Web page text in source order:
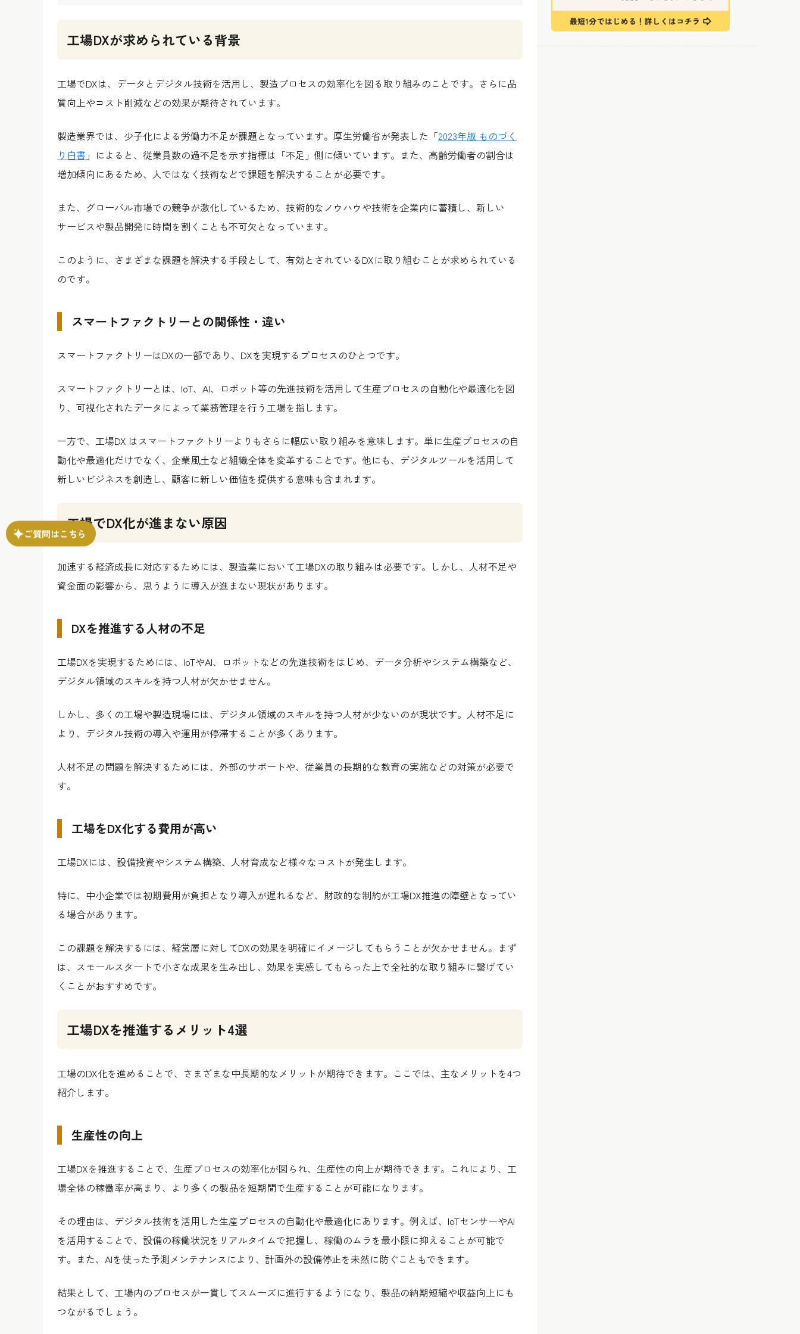
工場DXが求められている背景
工場でDXは、データとデジタル技術を活用し、製造プロセスの効率化を図る取り組みのことです。さらに品
質向上やコスト削減などの効果が期待されています。
製造業界では、少子化による労働力不足が課題となっています。厚生労働省が発表した「2023年版 ものづく
り白書 」によると、従業員数の過不足を示す指標は「不足」側に傾いています。また、高齢労働者の割合は
増加傾向にあるため、人ではなく技術などで課題を解決することが必要です。
また、グローバル市場での競争が激化しているため、技術的なノウハウや技術を企業内に蓄積し、新しい
サービスや製品開発に時間を割くことも不可欠となっています。
このように、さまざまな課題を解決する手段として、有効とされているDXに取り組むことが求められている
のです。
スマートファクトリーとの関係性・違い
スマートファクトリーはDXの一部であり、DXを実現するプロセスのひとつです。
スマートファクトリーとは、IoT、AI、ロボット等の先進技術を活用して生産プロセスの自動化や最適化を図
り、可視化されたデータによって業務管理を行う工場を指します。
一方で、工場DX はスマートファクトリーよりもさらに幅広い取り組みを意味します。単に生産プロセスの自
動化や最適化だけでなく、企業風土など組織全体を変革することです。他にも、デジタルツールを活用して
新しいビジネスを創造し、顧客に新しい価値を提供する意味も含まれます。
工場でDX化が進まない原因
加速する経済成長に対応するためには、製造業において工場DXの取り組みは必要です。しかし、人材不足や
資金面の影響から、思うように導入が進まない現状があります。
DXを推進する人材の不足
工場DXを実現するためには、IoTやAI、ロボットなどの先進技術をはじめ、データ分析やシステム構築など、
デジタル領域のスキルを持つ人材が欠かせません。
しかし、多くの工場や製造現場には、デジタル領域のスキルを持つ人材が少ないのが現状です。人材不足に
より、デジタル技術の導入や運用が停滞することが多くあります。
人材不足の問題を解決するためには、外部のサポートや、従業員の長期的な教育の実施などの対策が必要で
す。
工場をDX化する費用が高い
工場DXには、設備投資やシステム構築、人材育成など様々なコストが発生します。
特に、中小企業では初期費用が負担となり導入が遅れるなど、財政的な制約が工場DX推進の障壁となってい
る場合があります。
この課題を解決するには、経営層に対してDXの効果を明確にイメージしてもらうことが欠かせません。まず
は、スモールスタートで小さな成果を生み出し、効果を実感してもらった上で全社的な取り組みに繋げてい
くことがおすすめです。
工場DXを推進するメリット4選
工場のDX化を進めることで、さまざまな中長期的なメリットが期待できます。ここでは、主なメリットを4つ
紹介します。
生産性の向上
工場DXを推進することで、生産プロセスの効率化が図られ、生産性の向上が期待できます。これにより、工
場全体の稼働率が高まり、より多くの製品を短期間で生産することが可能になります。
その理由は、デジタル技術を活用した生産プロセスの自動化や最適化にあります。例えば、IoTセンサーやAI
を活用することで、設備の稼働状況をリアルタイムで把握し、稼働のムラを最小限に抑えることが可能で
す。また、AIを使った予測メンテナンスにより、計画外の設備停止を未然に防ぐこともできます。
結果として、工場内のプロセスが一貫してスムーズに進行するようになり、製品の納期短縮や収益向上にも
つながるでしょう。
ご質問はこちら